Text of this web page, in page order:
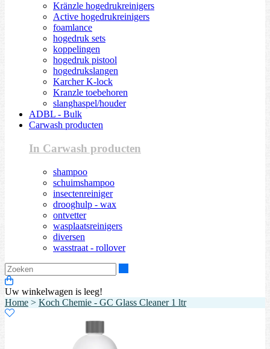
Kränzle hogedrukreinigers
Active hogedrukreinigers
foamlance
hogedruk sets
koppelingen
hogedruk pistool
hogedrukslangen
Karcher K-lock
Kranzle toebehoren
slanghaspel/houder
ADBL - Bulk
Carwash producten
In Carwash producten
shampoo
schuimshampoo
insectenreiniger
drooghulp - wax
ontvetter
wasplaatsreinigers
diversen
wasstraat - rollover
Uw winkelwagen is leeg!
Home > Koch Chemie - GC Glass Cleaner 1 ltr